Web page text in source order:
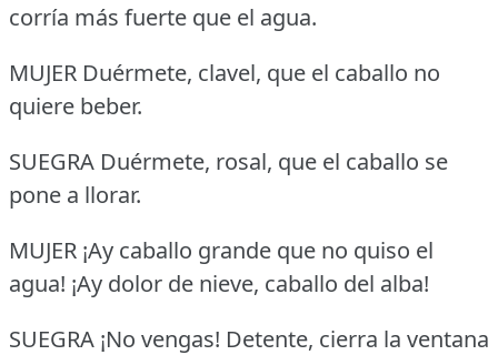
corría más fuerte que el agua.
MUJER Duérmete, clavel, que el caballo no
quiere beber.
SUEGRA Duérmete, rosal, que el caballo se
pone a llorar.
MUJER ¡Ay caballo grande que no quiso el
agua! ¡Ay dolor de nieve, caballo del alba!
SUEGRA ¡No vengas! Detente, cierra la ventana